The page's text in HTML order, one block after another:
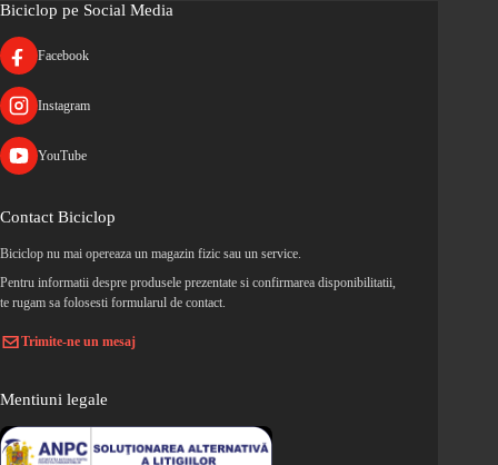
Biciclop pe Social Media
Facebook
Instagram
YouTube
Contact Biciclop
Biciclop nu mai opereaza un magazin fizic sau un service.
Pentru informatii despre produsele prezentate si confirmarea disponibilitatii,
te rugam sa folosesti formularul de contact.
Trimite-ne un mesaj
Mentiuni legale